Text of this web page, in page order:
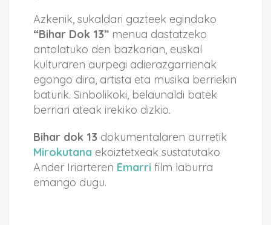
Azkenik, sukaldari gazteek egindako
“Bihar Dok 13” menua dastatzeko
antolatuko den bazkarian, euskal
kulturaren aurpegi adierazgarrienak
egongo dira, artista eta musika berriekin
baturik. Sinbolikoki, belaunaldi batek
berriari ateak irekiko dizkio.
Bihar dok 13 dokumentalaren aurretik
Mirokutana ekoiztetxeak sustatutako
Ander Iriarteren Emarri film laburra
emango dugu.